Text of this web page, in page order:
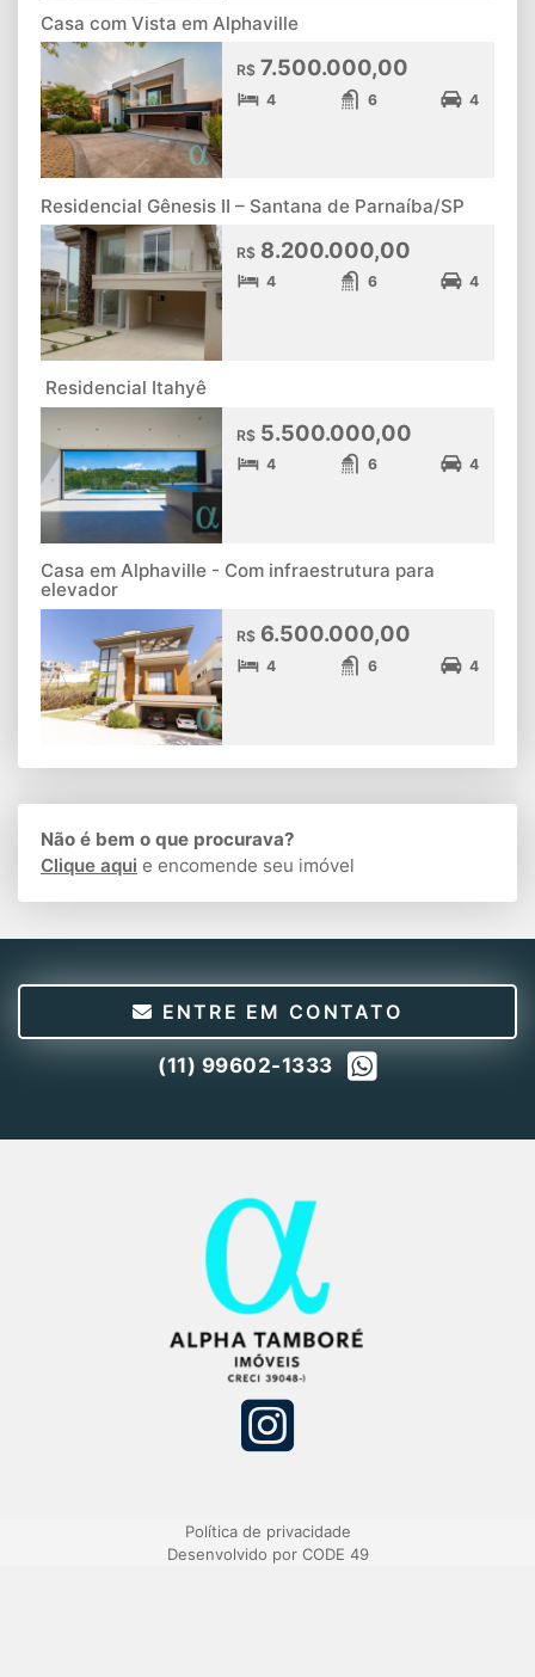
Casa com Vista em Alphaville
R$ 7.500.000,00
4 6 4
Residencial Gênesis II – Santana de Parnaíba/SP
R$ 8.200.000,00
4 6 4
Residencial Itahyê
R$ 5.500.000,00
4 6 4
Casa em Alphaville - Com infraestrutura para
elevador
R$ 6.500.000,00
4 6 4
Não é bem o que procurava?
Clique aqui e encomende seu imóvel
ENTRE EM CONTATO
(11) 99602-1333
Política de privacidade
Desenvolvido por CODE 49